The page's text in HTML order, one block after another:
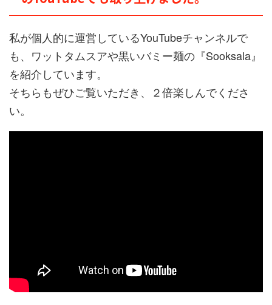
私が個人的に運営しているYouTubeチャンネルで
も、ワットタムスアや黒いバミー麺の『Sooksala』
を紹介しています。
そちらもぜひご覧いただき、２倍楽しんでくださ
い。